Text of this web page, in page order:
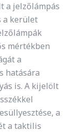
a jelzőlámpás
a kerület
mértékben
a
hatására
is. A kijelölt
a
a taktilis